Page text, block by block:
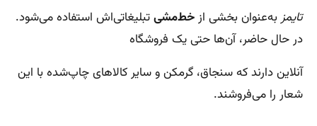
تایمزبه‌عنوان بخشی ازخط‌مشیتبلیغاتی‌اش استفاده می‌شود.
در حال حاضر، آن‌ها حتی یک فروشگاه
آنلاین دارند که سنجاق، گرمکن و سایر کالاهای چاپ‌شده با این
شعار را می‌فروشند.